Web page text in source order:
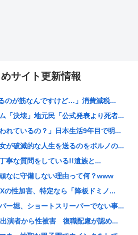
サイト更新情報
のが筋なんですけど…」消費減税...
「決壊」地元民「公式発表より死者...
れているの？」日本生活9年目で明...
が破滅的な人生を送るのをポルノの...
寧な質問をしている!!遺族と...
なに守備しない理由って何？www
の性加害、特定なら「降板ドミノ...
ー堀、ショートスリーパーでない事...
出演者から性被害 復職配慮が認め...